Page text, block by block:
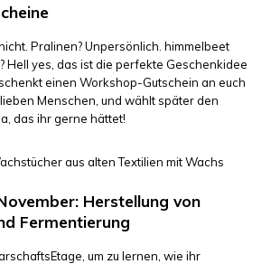
Pralinen? Unpersönlich. himmelbeet
Hell yes, das ist die perfekte Geschenkidee
einen Workshop-Gutschein an euch
Menschen, und wählt später den
das ihr gerne hättet!
Herstellung von
Fermentierung
um zu lernen, wie ihr